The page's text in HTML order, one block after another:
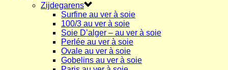
Zijdegarens
Surfine au ver à soie
100/3 au ver à soie
Soie D’alger – au ver à soie
Perlée au ver à soie
Ovale au ver à soie
Gobelins au ver à soie